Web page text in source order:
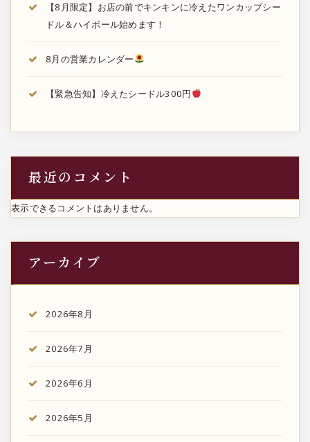
【8月限定】お店の前でキンキンに冷えたワンカップシー
ドル＆ハイボール始めます！
8月の営業カレンダー
【緊急告知】冷えたシードル300円
最近のコメント
表示できるコメントはありません。
アーカイブ
2026年8月
2026年7月
2026年6月
2026年5月